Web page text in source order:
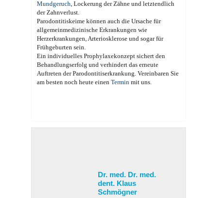
Mundgeruch, Lockerung der Zähne und letztendlich
der Zahnverlust.
Parodontitiskeime können auch die Ursache für
allgemeinmedizinische Erkrankungen wie
Herzerkrankungen, Arteriosklerose und sogar für
Frühgeburten sein.
Ein individuelles Prophylaxekonzept sichert den
Behandlungserfolg und verhindert das erneute
Auftreten der Parodontitiserkrankung. Vereinbaren Sie
am besten noch heute einen Termin mit uns.
Dr. med. Dr. med.
dent. Klaus
Schmögner